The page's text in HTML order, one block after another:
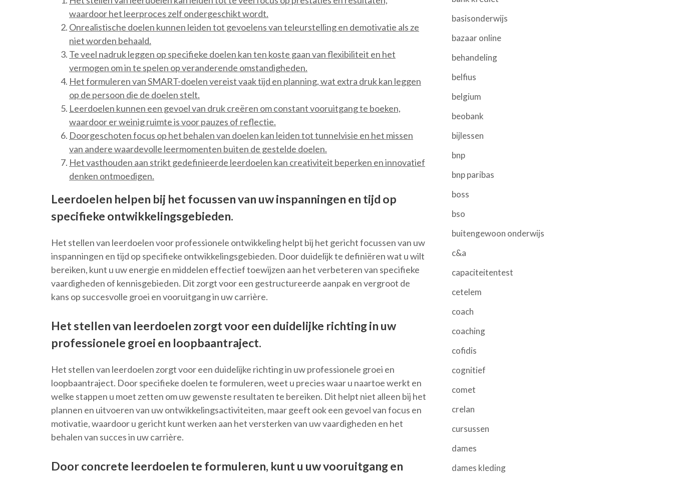
waardoor het leerproces zelf ondergeschikt wordt.
Onrealistische doelen kunnen leiden tot gevoelens van teleurstelling en demotivatie als ze
niet worden behaald.
Te veel nadruk leggen op specifieke doelen kan ten koste gaan van flexibiliteit en het
vermogen om in te spelen op veranderende omstandigheden.
Het formuleren van SMART-doelen vereist vaak tijd en planning, wat extra druk kan leggen
op de persoon die de doelen stelt.
Leerdoelen kunnen een gevoel van druk creëren om constant vooruitgang te boeken,
waardoor er weinig ruimte is voor pauzes of reflectie.
Doorgeschoten focus op het behalen van doelen kan leiden tot tunnelvisie en het missen
van andere waardevolle leermomenten buiten de gestelde doelen.
Het vasthouden aan strikt gedefinieerde leerdoelen kan creativiteit beperken en innovatief
denken ontmoedigen.
Leerdoelen helpen bij het focussen van uw inspanningen en tijd op
specifieke ontwikkelingsgebieden.
Het stellen van leerdoelen voor professionele ontwikkeling helpt bij het gericht focussen van uw
inspanningen en tijd op specifieke ontwikkelingsgebieden. Door duidelijk te definiëren wat u wilt
bereiken, kunt u uw energie en middelen effectief toewijzen aan het verbeteren van specifieke
vaardigheden of kennisgebieden. Dit zorgt voor een gestructureerde aanpak en vergroot de
kans op succesvolle groei en vooruitgang in uw carrière.
Het stellen van leerdoelen zorgt voor een duidelijke richting in uw
professionele groei en loopbaantraject.
Het stellen van leerdoelen zorgt voor een duidelijke richting in uw professionele groei en
loopbaantraject. Door specifieke doelen te formuleren, weet u precies waar u naartoe werkt en
welke stappen u moet zetten om uw gewenste resultaten te bereiken. Dit helpt niet alleen bij het
plannen en uitvoeren van uw ontwikkelingsactiviteiten, maar geeft ook een gevoel van focus en
motivatie, waardoor u gericht kunt werken aan het versterken van uw vaardigheden en het
behalen van succes in uw carrière.
Door concrete leerdoelen te formuleren, kunt u uw vooruitgang en
basisonderwijs
bazaar online
behandeling
belfius
belgium
beobank
bijlessen
bnp
bnp paribas
boss
bso
buitengewoon onderwijs
c&a
capaciteitentest
cetelem
coach
coaching
cofidis
cognitief
comet
crelan
cursussen
dames
dames kleding